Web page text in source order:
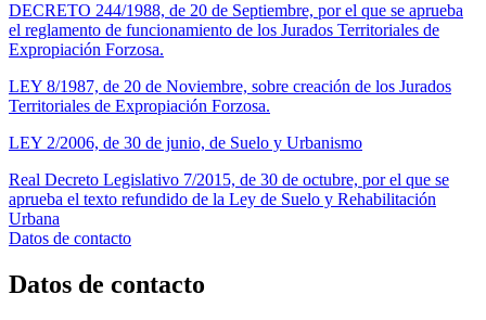
DECRETO 244/1988, de 20 de Septiembre, por el que se aprueba
el reglamento de funcionamiento de los Jurados Territoriales de
Expropiación Forzosa.
LEY 8/1987, de 20 de Noviembre, sobre creación de los Jurados
Territoriales de Expropiación Forzosa.
LEY 2/2006, de 30 de junio, de Suelo y Urbanismo
Real Decreto Legislativo 7/2015, de 30 de octubre, por el que se
aprueba el texto refundido de la Ley de Suelo y Rehabilitación
Urbana
Datos de contacto
Datos de contacto